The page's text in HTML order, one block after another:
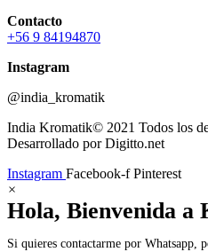
Contacto
+56 9 84194870
Instagram
@india_kromatik
India Kromatik© 2021 Todos los
Desarrollado por Digitto.net
Instagram Facebook-f Pinterest
×
Hola, Bienvenida a
Si quieres contactarme por Whatsapp,